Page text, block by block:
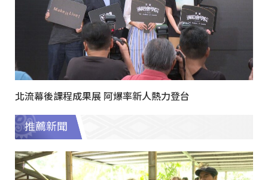
北流幕後課程成果展 阿爆率新人熱力登台
推薦新聞